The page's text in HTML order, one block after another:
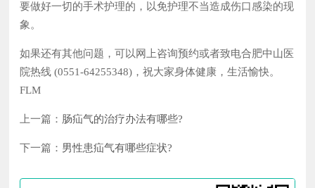
要做好一切的手术护理的，以免护理不当造成伤口感染的现
象。
如果还有其他问题，可以网上咨询预约或者致电合肥中山医
院热线 (0551-64255348)，祝大家身体健康，生活愉快。
FLM
上一篇： 肠疝气的治疗办法有哪些?
下一篇： 男性患疝气有哪些症状?